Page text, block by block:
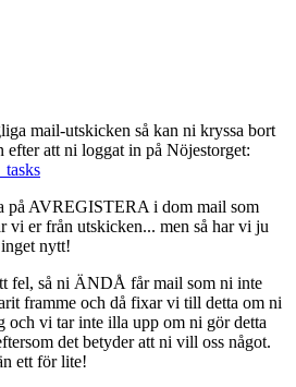
mail-utskicken så kan ni kryssa bort
efter att ni loggat in på Nöjestorget:
på AVREGISTERA i dom mail som
vi er från utskicken... men så har vi ju
nytt!
fel, så ni ÄNDÅ får mail som ni inte
framme och då fixar vi till detta om ni
och vi tar inte illa upp om ni gör detta
det betyder att ni vill oss något.
ett för lite!